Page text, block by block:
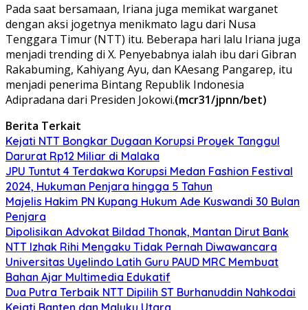
Pada saat bersamaan, Iriana juga memikat warganet
dengan aksi jogetnya menikmato lagu dari Nusa
Tenggara Timur (NTT) itu. Beberapa hari lalu Iriana juga
menjadi trending di X. Penyebabnya ialah ibu dari Gibran
Rakabuming, Kahiyang Ayu, dan KAesang Pangarep, itu
menjadi penerima Bintang Republik Indonesia
Adipradana dari Presiden Jokowi.(mcr31/jpnn/bet)
Berita Terkait
Kejati NTT Bongkar Dugaan Korupsi Proyek Tanggul
Darurat Rp12 Miliar di Malaka
JPU Tuntut 4 Terdakwa Korupsi Medan Fashion Festival
2024, Hukuman Penjara hingga 5 Tahun
Majelis Hakim PN Kupang Hukum Ade Kuswandi 30 Bulan
Penjara
Dipolisikan Advokat Bildad Thonak, Mantan Dirut Bank
NTT Izhak Rihi Mengaku Tidak Pernah Diwawancara
Universitas Uyelindo Latih Guru PAUD MRC Membuat
Bahan Ajar Multimedia Edukatif
Dua Putra Terbaik NTT Dipilih ST Burhanuddin Nahkodai
Kejati Banten dan Maluku Utara